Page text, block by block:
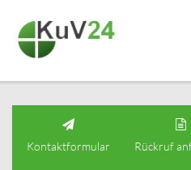
Kontaktformular Rückruf